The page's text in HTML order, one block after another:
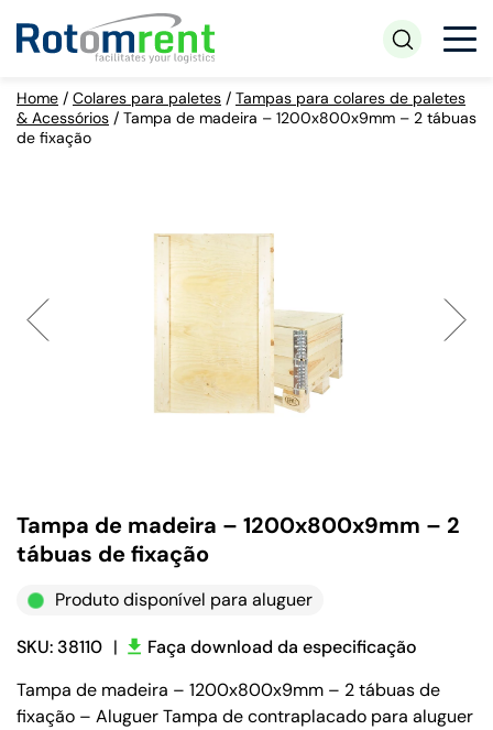
Home / Colares para paletes / Tampas para colares de paletes
& Acessórios / Tampa de madeira – 1200x800x9mm – 2 tábuas
de fixação
Tampa de madeira – 1200x800x9mm – 2
tábuas de fixação
Produto disponível para aluguer
SKU: 38110 |
Faça download da especificação
Tampa de madeira – 1200x800x9mm – 2 tábuas de
fixação – Aluguer Tampa de contraplacado para aluguer